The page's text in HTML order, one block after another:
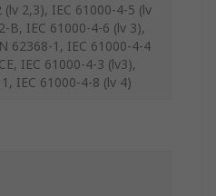
(lv 2,3), IEC 61000-4-5 (lv
B, IEC 61000-4-6 (lv 3),
62368-1, IEC 61000-4-4
IEC 61000-4-3 (lv3),
IEC 61000-4-8 (lv 4)